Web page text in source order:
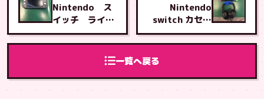
Nintendo ス
イッチ ライ
ト 左右アナロ
グスティック交
一覧へ戻る
Nintendo
switch カセッ
トスロットル交
換修理